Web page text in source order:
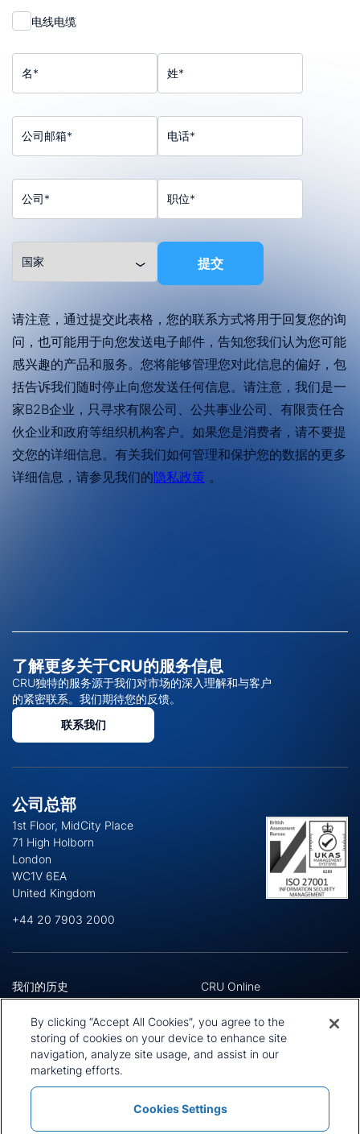
了解更多关于CRU的服务信息
CRU独特的服务源于我们对市场的深入理解和与客户
的紧密联系。我们期待您的反馈。
联系我们
公司总部
1st Floor, MidCity Place
71 High Holborn
London
WC1V 6EA
United Kingdom
+44 20 7903 2000
我们的历史
领导团队
地址
我们的方法论
工作机会
CRU Online
偏好中心
隐私政策
条款与细则
新闻和媒体
政策与声明 条款与细则
By clicking “Accept All Cookies”, you agree to the
storing of cookies on your device to enhance site
navigation, analyze site usage, and assist in our
marketing efforts.
Cookies Settings